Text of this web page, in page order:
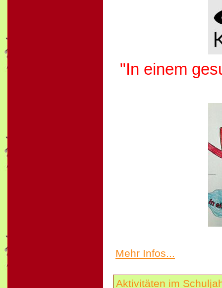
"In einem
Mehr Infos...
Aktivitäten im